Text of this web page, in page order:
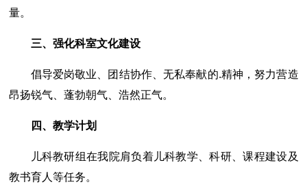
量。
三、强化科室文化建设
倡导爱岗敬业、团结协作、无私奉献的.精神，努力营造
昂扬锐气、蓬勃朝气、浩然正气。
四、教学计划
儿科教研组在我院肩负着儿科教学、科研、课程建设及
教书育人等任务。